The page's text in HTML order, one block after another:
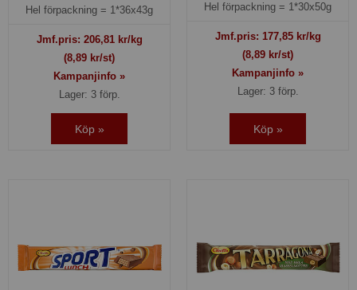
Hel förpackning = 1*36x43g
Jmf.pris: 206,81kr/kg
(8,89 kr/st)
Kampanjinfo »
Lager: 3 förp.
Köp »
Hel förpackning = 1*30x50g
Jmf.pris: 177,85kr/kg
(8,89 kr/st)
Kampanjinfo »
Lager: 3 förp.
Köp »